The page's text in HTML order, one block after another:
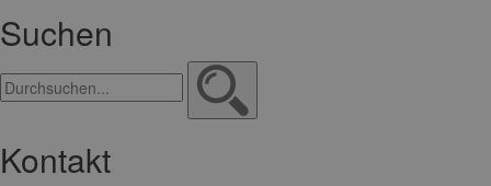
Suchen
Kontakt